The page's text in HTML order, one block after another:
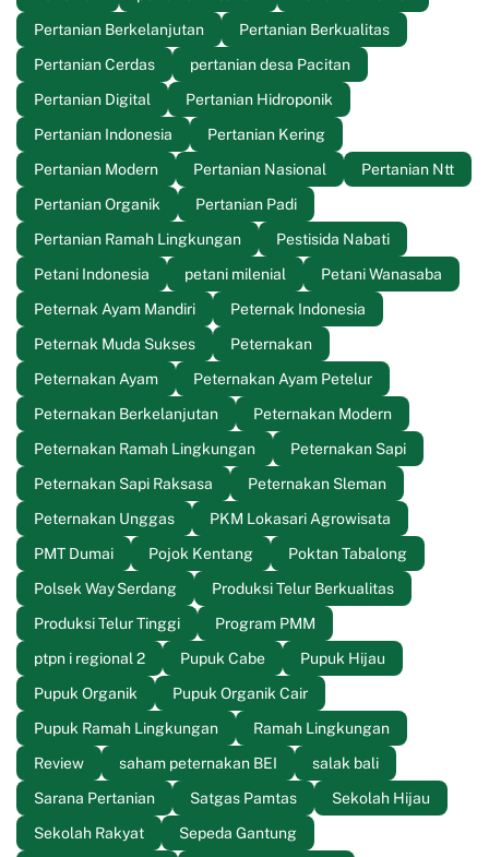
Pertanian Berkelanjutan
Pertanian Berkualitas
Pertanian Cerdas
pertanian desa Pacitan
Pertanian Digital
Pertanian Hidroponik
Pertanian Indonesia
Pertanian Kering
Pertanian Modern
Pertanian Nasional
Pertanian Ntt
Pertanian Organik
Pertanian Padi
Pertanian Ramah Lingkungan
Pestisida Nabati
Petani Indonesia
petani milenial
Petani Wanasaba
Peternak Ayam Mandiri
Peternak Indonesia
Peternak Muda Sukses
Peternakan
Peternakan Ayam
Peternakan Ayam Petelur
Peternakan Berkelanjutan
Peternakan Modern
Peternakan Ramah Lingkungan
Peternakan Sapi
Peternakan Sapi Raksasa
Peternakan Sleman
Peternakan Unggas
PKM Lokasari Agrowisata
PMT Dumai
Pojok Kentang
Poktan Tabalong
Polsek Way Serdang
Produksi Telur Berkualitas
Produksi Telur Tinggi
Program PMM
ptpn i regional 2
Pupuk Cabe
Pupuk Hijau
Pupuk Organik
Pupuk Organik Cair
Pupuk Ramah Lingkungan
Ramah Lingkungan
Review
saham peternakan BEI
salak bali
Sarana Pertanian
Satgas Pamtas
Sekolah Hijau
Sekolah Rakyat
Sepeda Gantung